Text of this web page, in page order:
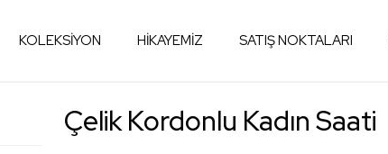
KOLEKSİYON HİKAYEMİZ SATIŞ NOKTALARI
Çelik Kordonlu Kadın Saati